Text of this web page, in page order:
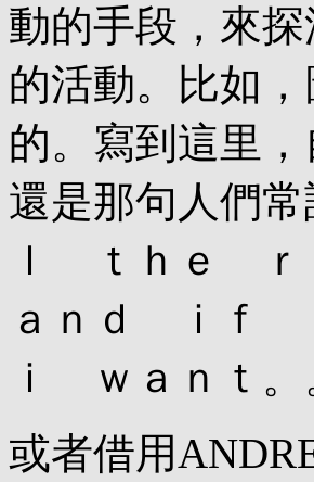
動的手段，來
的活動。比如
的。寫到這里
還是那句人們
ｌ ｔｈｅ ｒ
ａｎｄ ｉｆ
ｉ ｗａｎｔ。
或者借用